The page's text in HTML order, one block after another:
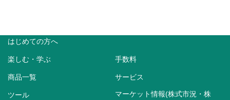
はじめての方へ
楽しむ・学ぶ 手数料
商品一覧 サービス
ツール
マーケット情報(株式市況・株